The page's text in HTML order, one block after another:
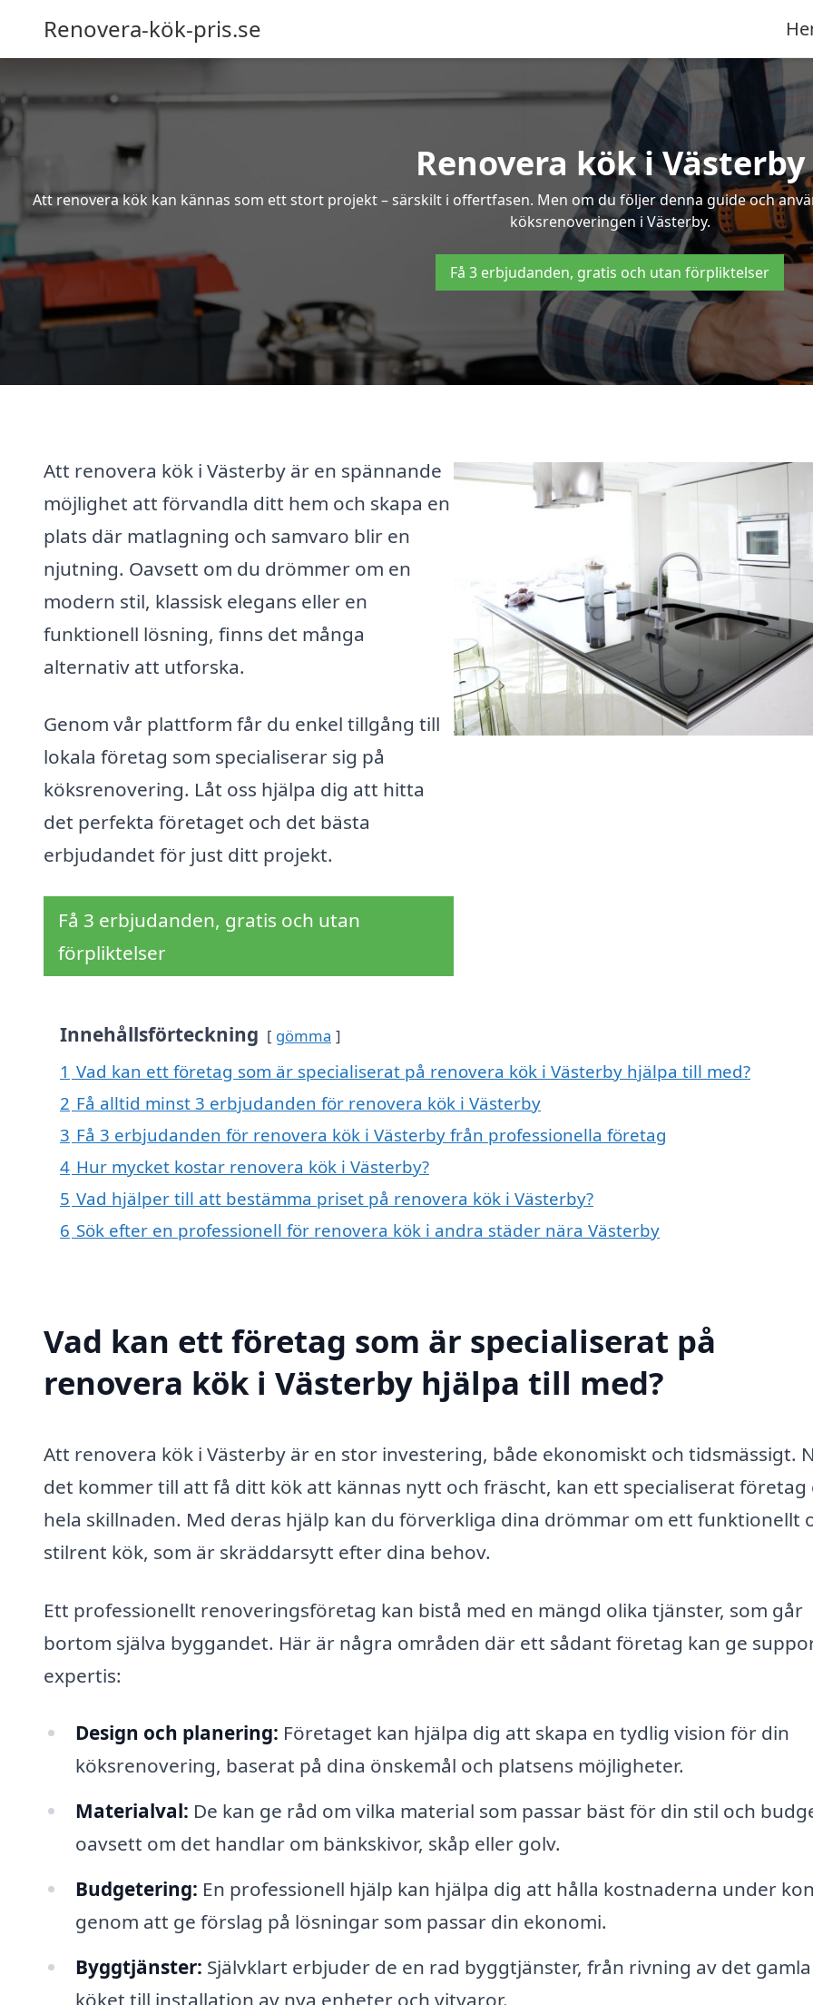
Renovera-kök-pris.se
Renovera kök i Västerby
Att renovera kök kan kännas som ett stort projekt – särskilt i offertfasen. Men om du följer denna guide och
köksrenoveringen i Västerby.
Få 3 erbjudanden, gratis och utan förpliktelser
Att renovera kök i Västerby är en spännande
möjlighet att förvandla ditt hem och skapa en
plats där matlagning och samvaro blir en
njutning. Oavsett om du drömmer om en
modern stil, klassisk elegans eller en
funktionell lösning, finns det många
alternativ att utforska.
Genom vår plattform får du enkel tillgång till
lokala företag som specialiserar sig på
köksrenovering. Låt oss hjälpa dig att hitta
det perfekta företaget och det bästa
erbjudandet för just ditt projekt.
Få 3 erbjudanden, gratis och utan
förpliktelser
Innehållsförteckning gömma
1 Vad kan ett företag som är specialiserat på renovera kök i Västerby hjälpa till med?
2 Få alltid minst 3 erbjudanden för renovera kök i Västerby
3 Få 3 erbjudanden för renovera kök i Västerby från professionella företag
4 Hur mycket kostar renovera kök i Västerby?
5 Vad hjälper till att bestämma priset på renovera kök i Västerby?
6 Sök efter en professionell för renovera kök i andra städer nära Västerby
Vad kan ett företag som är specialiserat på
renovera kök i Västerby hjälpa till med?
Att renovera kök i Västerby är en stor investering, både ekonomiskt och tidsmässigt.
det kommer till att få ditt kök att kännas nytt och fräscht, kan ett specialiserat företag
hela skillnaden. Med deras hjälp kan du förverkliga dina drömmar om ett funktionellt
stilrent kök, som är skräddarsytt efter dina behov.
Ett professionellt renoveringsföretag kan bistå med en mängd olika tjänster, som går
bortom själva byggandet. Här är några områden där ett sådant företag kan ge
expertis:
Design och planering: Företaget kan hjälpa dig att skapa en tydlig vision för din
köksrenovering, baserat på dina önskemål och platsens möjligheter.
Materialval: De kan ge råd om vilka material som passar bäst för din stil och
oavsett om det handlar om bänkskivor, skåp eller golv.
Budgetering: En professionell hjälp kan hjälpa dig att hålla kostnaderna under
genom att ge förslag på lösningar som passar din ekonomi.
Byggtjänster: Självklart erbjuder de en rad byggtjänster, från rivning av det gamla
köket till installation av nya enheter och vitvaror.